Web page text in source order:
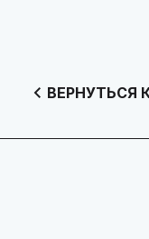
ВЕРНУТЬСЯ